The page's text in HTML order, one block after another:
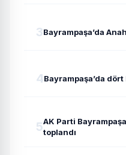
3Bayrampaşa’da
4Bayrampaşa’da
5AK Parti
toplandı